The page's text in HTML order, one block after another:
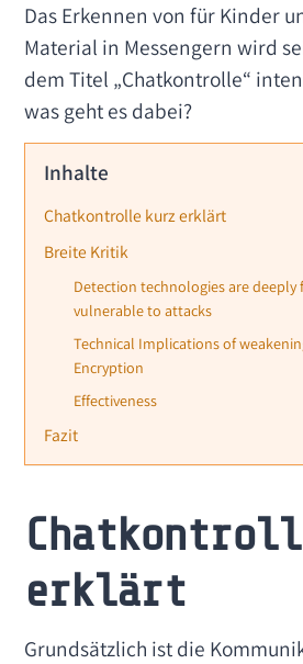
Das Erkennen von für Kinder
Material in Messengern wird
dem Titel „Chatkontrolle“
was geht es dabei?
Inhalte
Chatkontrolle kurz erklärt
Breite Kritik
Detection technologies are deeply
vulnerable to attacks
Technical Implications of
Encryption
Effectiveness
Fazit
erklärt
Grundsätzlich ist die